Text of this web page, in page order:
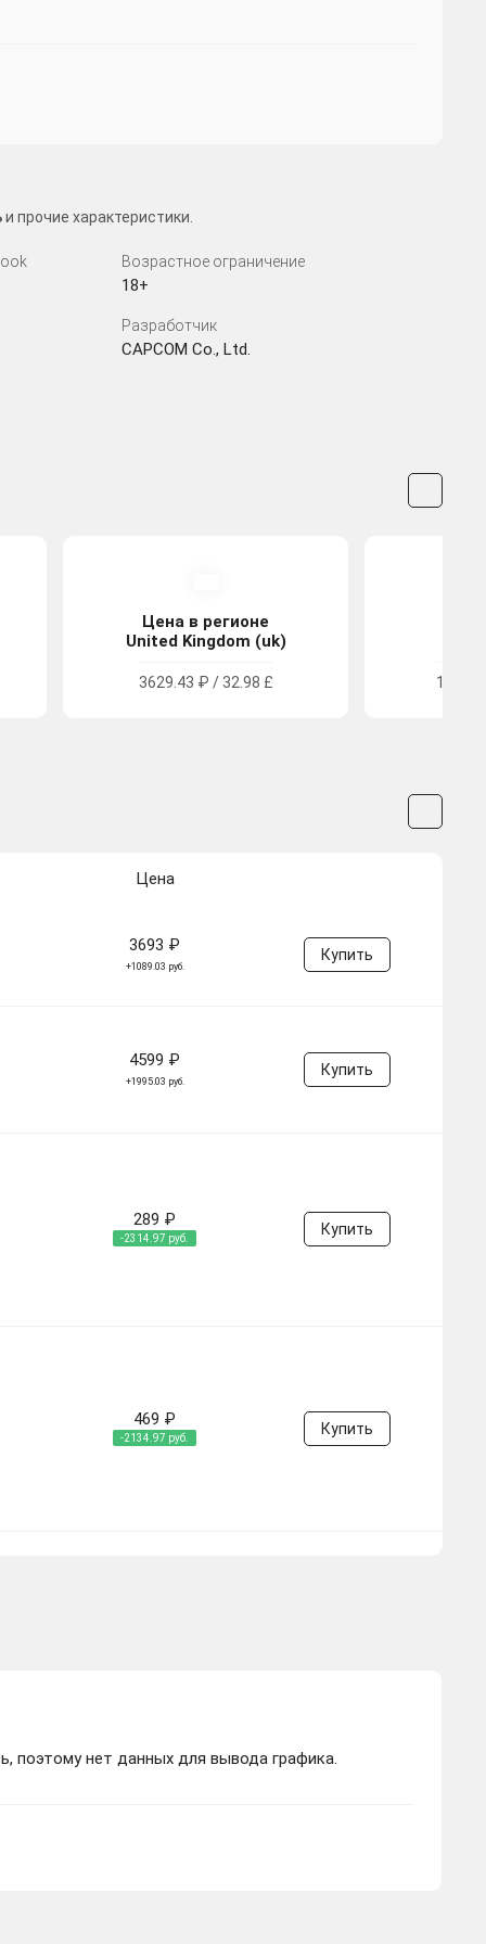
и прочие характеристики.
Возрастное ограничение
18+
Разработчик
CAPCOM Co., Ltd.
Цена в регионе
United Kingdom (uk)
3629.43 ₽ / 32.98 £
Цена
3693 ₽
+1089.03 руб.
Купить
4599 ₽
+1995.03 руб.
Купить
289 ₽
-2314.97 руб.
Купить
469 ₽
-2134.97 руб.
Купить
поэтому нет данных для вывода графика.